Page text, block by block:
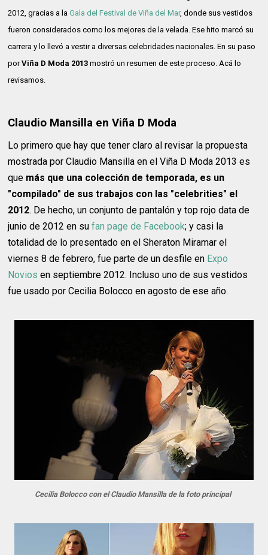
2012, gracias a laGala del Festival de Viña del Mar, donde sus vestidos
fueron considerados como los mejores de la velada. Ese hito marcó su
carrera y lo llevó a vestir a diversas celebridades nacionales. En su paso
porViña D Moda 2013 mostró un resumen de este proceso. Acá lo
revisamos.
Claudio Mansilla en Viña D Moda
Lo primero que hay que tener claro al revisar la propuesta
mostrada por Claudio Mansilla en el Viña D Moda 2013 es
que más que una colección de temporada, es un
"compilado" de sus trabajos con las "celebrities" el
2012. De hecho, un conjunto de pantalón y top rojo data de
junio de 2012 en sufan page de Facebook; y casi la
totalidad de lo presentado en el Sheraton Miramar el
viernes 8 de febrero, fue parte de un desfile en Expo
Novios en septiembre 2012. Incluso uno de sus vestidos
fue usado por Cecilia Bolocco en agosto de ese año.
Cecilia Bolocco con el Claudio Mansilla de la foto principal